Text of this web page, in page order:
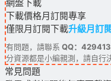
網盤下載
下載價格月訂閱專享
僅限月訂閱下載升級月訂
有問題，請聯系 QQ：
分資源都是小編親測，請自行
常見問題